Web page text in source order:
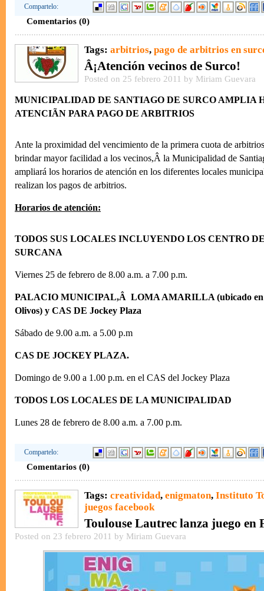
Compartelo:
Comentarios (0)
Tags: arbitrios, pago de arbitrios en
Â¡Atención vecinos de Surco!
Posted on 25 febrero 2011 by Miriam Guevara
MUNICIPALIDAD DE SANTIAGO DE SURCO AMPLIA
ATENCIÃN PARA PAGO DE ARBITRIOS
Ante la proximidad del vencimiento de la primera cuota de
brindar mayor facilidad a los vecinos,Â la Municipalidad de
ampliará los horarios de atención en los diferentes locales
realizan los pagos de arbitrios.
Horarios de atención:
TODOS SUS LOCALES INCLUYENDO LOS CENTRO
SURCANA
Viernes 25 de febrero de 8.00 a.m. a 7.00 p.m.
PALACIO MUNICIPAL,Â LOMA AMARILLA (ubicado en
Olivos) y CAS DE Jockey Plaza
Sábado de 9.00 a.m. a 5.00 p.m
CAS DE JOCKEY PLAZA.
Domingo de 9.00 a 1.00 p.m. en el CAS del Jockey Plaza
TODOS LOS LOCALES DE LA MUNICIPALIDAD
Lunes 28 de febrero de 8.00 a.m. a 7.00 p.m.
Compartelo:
Comentarios (0)
Tags: creatividad, enigmaton, Instituto
juegos facebook
Toulouse Lautrec lanza juego en
Posted on 23 febrero 2011 by Miriam Guevara